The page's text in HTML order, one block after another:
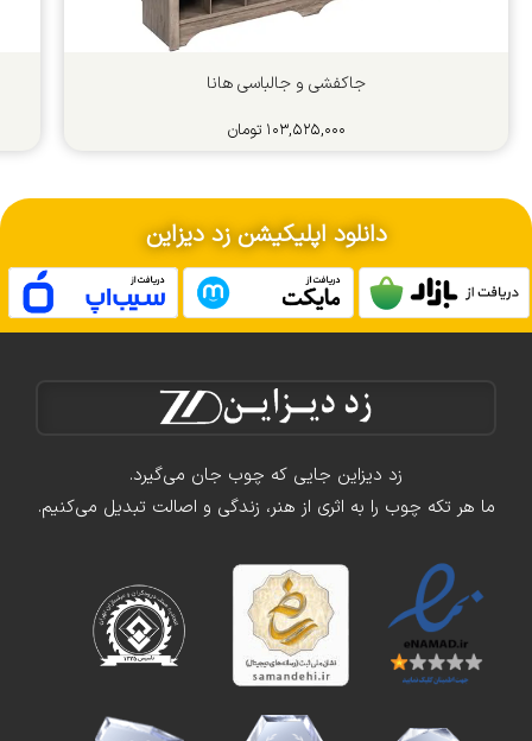
جاکفشی و جالباسی هانا
۱۰۳,۵۲۵,۰۰۰ تومان
دانلود اپلیکیشن زد دیزاین
زد دیزاین جایی که چوب جان می‌گیرد.
ما هر تکه چوب را به اثری از هنر، زندگی و اصالت تبدیل می‌کنیم.